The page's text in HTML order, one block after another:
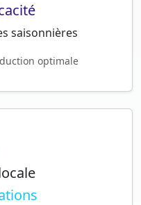
saisonnières
optimale